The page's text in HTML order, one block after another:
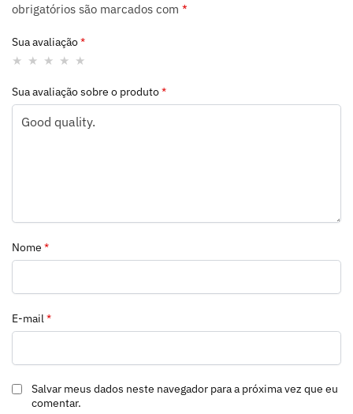
obrigatórios são marcados com *
Sua avaliação*
Sua avaliação sobre o produto*
Nome *
E-mail *
Salvar meus dados neste navegador para a próxima vez que eu
comentar.